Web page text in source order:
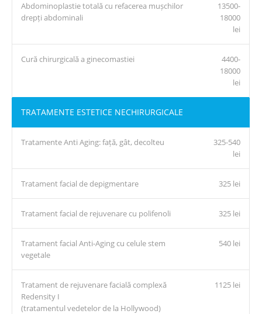
Abdominoplastie totală cu refacerea mușchilor
drepți abdominali
13500-
18000
lei
Cură chirurgicală a ginecomastiei
4400-
18000
lei
TRATAMENTE ESTETICE NECHIRURGICALE
Tratamente Anti Aging: față, gât, decolteu
325-540
lei
Tratament facial de depigmentare 325 lei
Tratament facial de rejuvenare cu polifenoli 325 lei
Tratament facial Anti-Aging cu celule stem
vegetale
540 lei
Tratament de rejuvenare facială complexă
Redensity I
(tratamentul vedetelor de la Hollywood)
1125 lei